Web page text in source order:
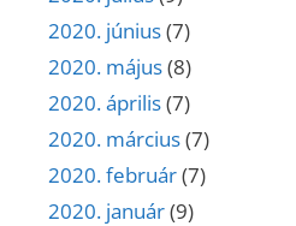
2020. június(7)
2020. május(8)
2020. április(7)
2020. március(7)
2020. február(7)
2020. január(9)